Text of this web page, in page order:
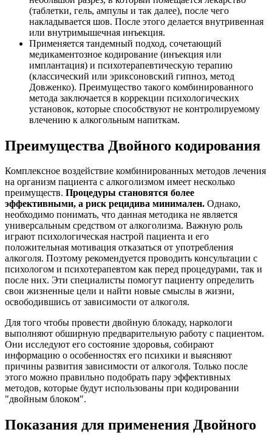
(таблетки, гель, ампулы и так далее), после чего
накладывается шов. После этого делается внутривенная
или внутримышечная инъекция.
Применяется тандемный подход, сочетающий
медикаментозное кодирование (инъекция или
имплантация) и психотерапевтическую терапию
(классический или эриксоновский гипноз, метод
Довженко). Преимущество такого комбинированного
метода заключается в коррекции психологических
установок, которые способствуют не контролируемому
влечению к алкогольным напиткам.
Преимущества Двойного кодирования
Комплексное воздействие комбинированных методов лечения
на организм пациента с алкоголизмом имеет несколько
преимуществ. Процедуры становятся более
эффективными, а риск рецидива минимален. Однако,
необходимо понимать, что данная методика не является
универсальным средством от алкоголизма. Важную роль
играют психологическая настрой пациента и его
положительная мотивация отказаться от употребления
алкоголя. Поэтому рекомендуется проводить консультации с
психологом и психотерапевтом как перед процедурами, так и
после них. Эти специалисты помогут пациенту определить
свои жизненные цели и найти новые смыслы в жизни,
освободившись от зависимости от алкоголя.
Для того чтобы провести двойную блокаду, наркологи
выполняют обширную предварительную работу с пациентом.
Они исследуют его состояние здоровья, собирают
информацию о особенностях его психики и выясняют
причины развития зависимости от алкоголя. Только после
этого можно правильно подобрать пару эффективных
методов, которые будут использованы при кодировании
"двойным блоком".
Показания для применения Двойного